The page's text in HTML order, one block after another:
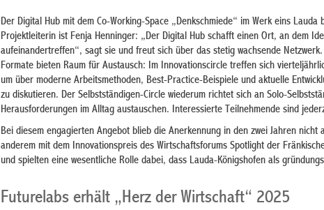
Der Digital Hub mit dem Co-Working-Space „Denkschmiede“ im Werk eins
Projektleiterin ist Fenja Henninger: „Der Digital Hub schafft einen Ort, an dem
aufeinandertreffen“, sagt sie und freut sich über das stetig wachsende
Formate bieten Raum für Austausch: Im Innovationscircle treffen sich
um über moderne Arbeitsmethoden, Best-Practice-Beispiele und aktuelle
zu diskutieren. Der Selbstständigen-Circle wiederum richtet sich an Solo-
Herausforderungen im Alltag austauschen. Interessierte Teilnehmende sind
Bei diesem engagierten Angebot blieb die Anerkennung in den zwei Jahren nicht
anderem mit dem Innovationspreis des Wirtschaftsforums Spotlight der
und spielten eine wesentliche Rolle dabei, dass Lauda-Königshofen als
Futurelabs erhält „Herz der Wirtschaft“ 2025